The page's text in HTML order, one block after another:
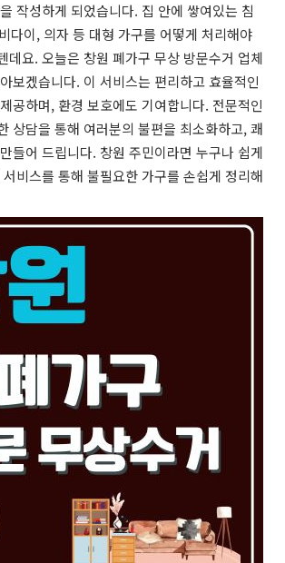
작성하게 되었습니다. 집 안에 쌓여있는 침
다이, 의자 등 대형 가구를 어떻게 처리해야
데요. 오늘은 창원 폐가구 무상 방문수거 업체
보겠습니다. 이 서비스는 편리하고 효율적인
공하며, 환경 보호에도 기여합니다. 전문적인
상담을 통해 여러분의 불편을 최소화하고, 쾌
들어 드립니다. 창원 주민이라면 누구나 쉽게
비스를 통해 불필요한 가구를 손쉽게 정리해